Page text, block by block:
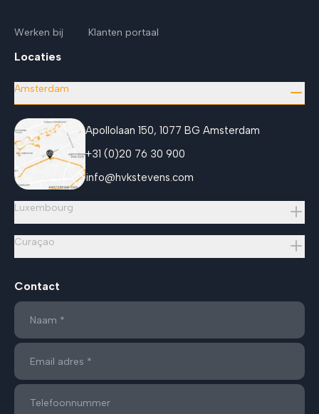
Werken bij Klanten portaal
Locaties
Amsterdam
Apollolaan 150, 1077 BG Amsterdam
+31 (0)20 76 30 900
info@hvkstevens.com
Luxembourg
Curaçao
Contact